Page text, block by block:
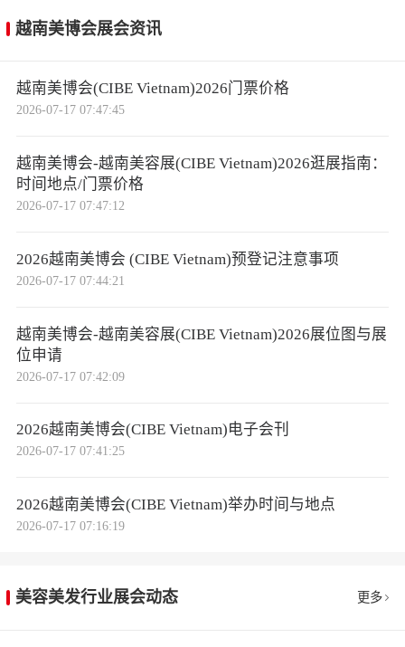
越南美博会展会资讯
越南美博会(CIBE Vietnam)2026门票价格
2026-07-17 07:47:45
越南美博会-越南美容展(CIBE Vietnam)2026逛展指南：
时间地点/门票价格
2026-07-17 07:47:12
2026越南美博会 (CIBE Vietnam)预登记注意事项
2026-07-17 07:44:21
越南美博会-越南美容展(CIBE Vietnam)2026展位图与展
位申请
2026-07-17 07:42:09
2026越南美博会(CIBE Vietnam)电子会刊
2026-07-17 07:41:25
2026越南美博会(CIBE Vietnam)举办时间与地点
2026-07-17 07:16:19
美容美发行业展会动态 更多